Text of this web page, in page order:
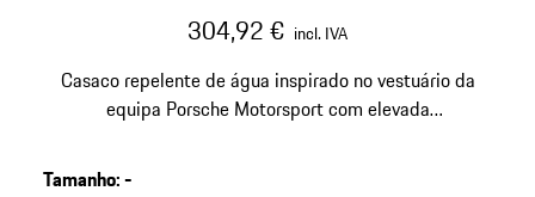
304,92 € incl. IVA
Casaco repelente de água inspirado no vestuário da
equipa Porsche Motorsport com elevada
Tamanho:-